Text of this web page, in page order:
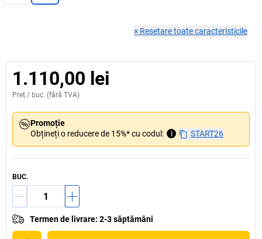
× Resetare toate caracteristicile
1.110,00 lei
Preț / buc. (fără TVA)
Promoție
Obțineți o reducere de 15%* cu codul:
i START26
BUC.
Termen de livrare: 2-3 săptămâni